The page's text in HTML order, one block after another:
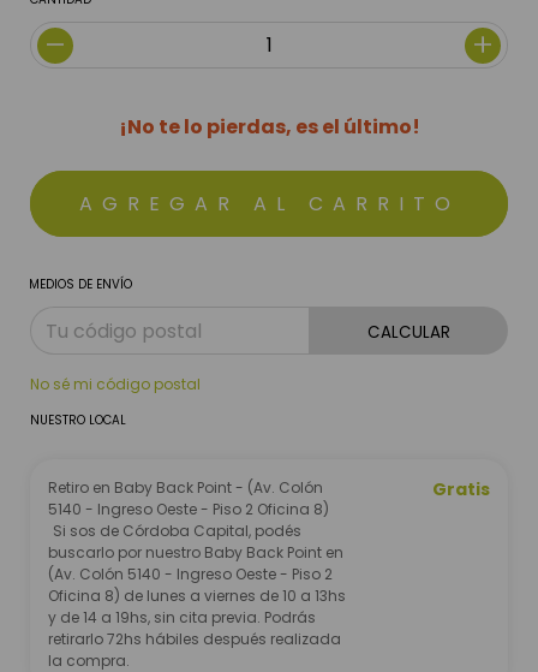
¡No te lo pierdas, es el último!
MEDIOS DE ENVÍO
CALCULAR
No sé mi código postal
NUESTRO LOCAL
Retiro en Baby Back Point - (Av. Colón
5140 - Ingreso Oeste - Piso 2 Oficina 8)
Si sos de Córdoba Capital, podés
buscarlo por nuestro Baby Back Point en
(Av. Colón 5140 - Ingreso Oeste - Piso 2
Oficina 8) de lunes a viernes de 10 a 13hs
y de 14 a 19hs, sin cita previa. Podrás
retirarlo 72hs hábiles después realizada
la compra.
Gratis